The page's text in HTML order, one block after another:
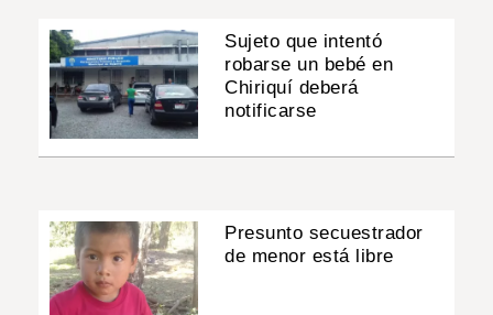
Sujeto que intentó
robarse un bebé en
Chiriquí deberá
notificarse
Presunto secuestrador
de menor está libre